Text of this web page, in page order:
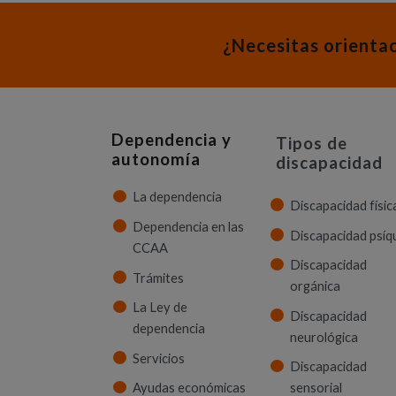
¿Necesitas
Dependencia y
autonomía
La dependencia
Dependencia en las
CCAA
Trámites
La Ley de
dependencia
Servicios
Ayudas económicas
Tipos de
discapacidad
Discapacidad
Discapacidad
Discapacidad
orgánica
Discapacidad
neurológica
Discapacidad
sensorial